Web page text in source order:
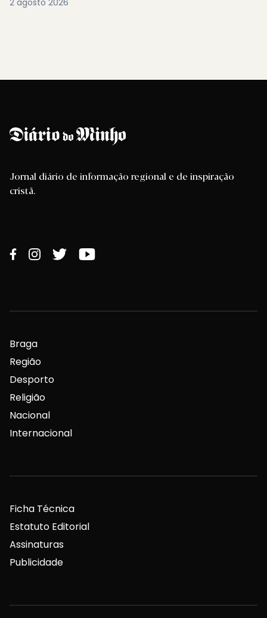
Jornal diário de informação regional e de inspiração
cristã.
Braga
Região
Desporto
Religião
Nacional
Internacional
Ficha Técnica
Estatuto Editorial
Assinaturas
Publicidade